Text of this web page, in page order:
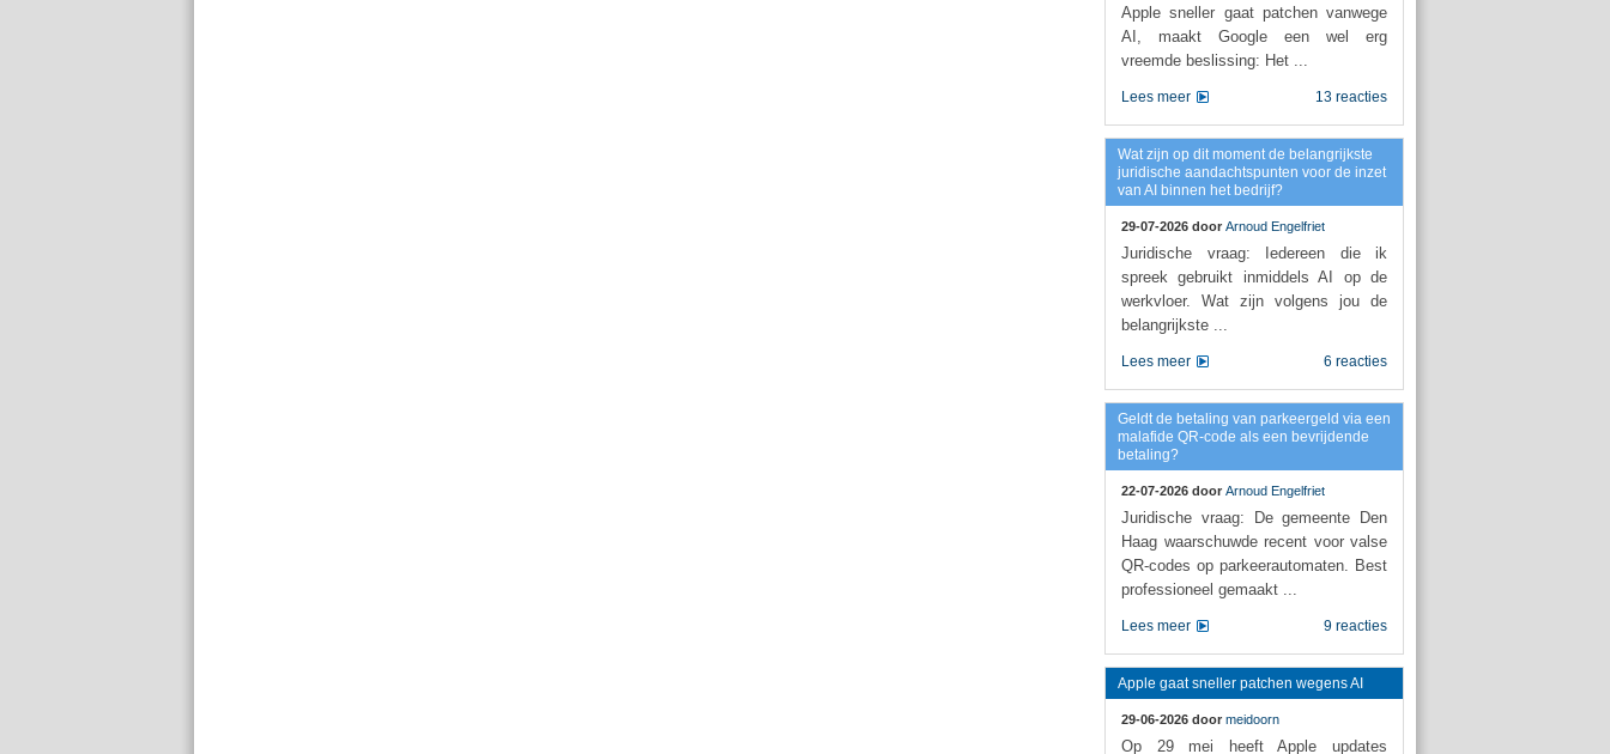
Apple sneller gaat patchen vanwege
AI, maakt Google een wel erg
vreemde beslissing: Het ...
13 reacties
Lees meer
Wat zijn op dit moment de belangrijkste
juridische aandachtspunten voor de inzet
van AI binnen het bedrijf?
29-07-2026 door Arnoud Engelfriet
Juridische vraag: Iedereen die ik
spreek gebruikt inmiddels AI op de
werkvloer. Wat zijn volgens jou de
belangrijkste ...
6 reacties
Lees meer
Geldt de betaling van parkeergeld via een
malafide QR-code als een bevrijdende
betaling?
22-07-2026 door Arnoud Engelfriet
Juridische vraag: De gemeente Den
Haag waarschuwde recent voor valse
QR-codes op parkeerautomaten. Best
professioneel gemaakt ...
9 reacties
Lees meer
Apple gaat sneller patchen wegens AI
29-06-2026 door meidoorn
Op 29 mei heeft Apple updates